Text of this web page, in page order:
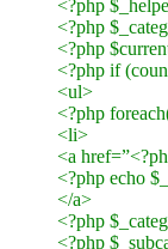
<?php
<?php
<?php
<?php if
<ul>
<?php
<li>
<a
<?php echo
</a>
<?php
<?php